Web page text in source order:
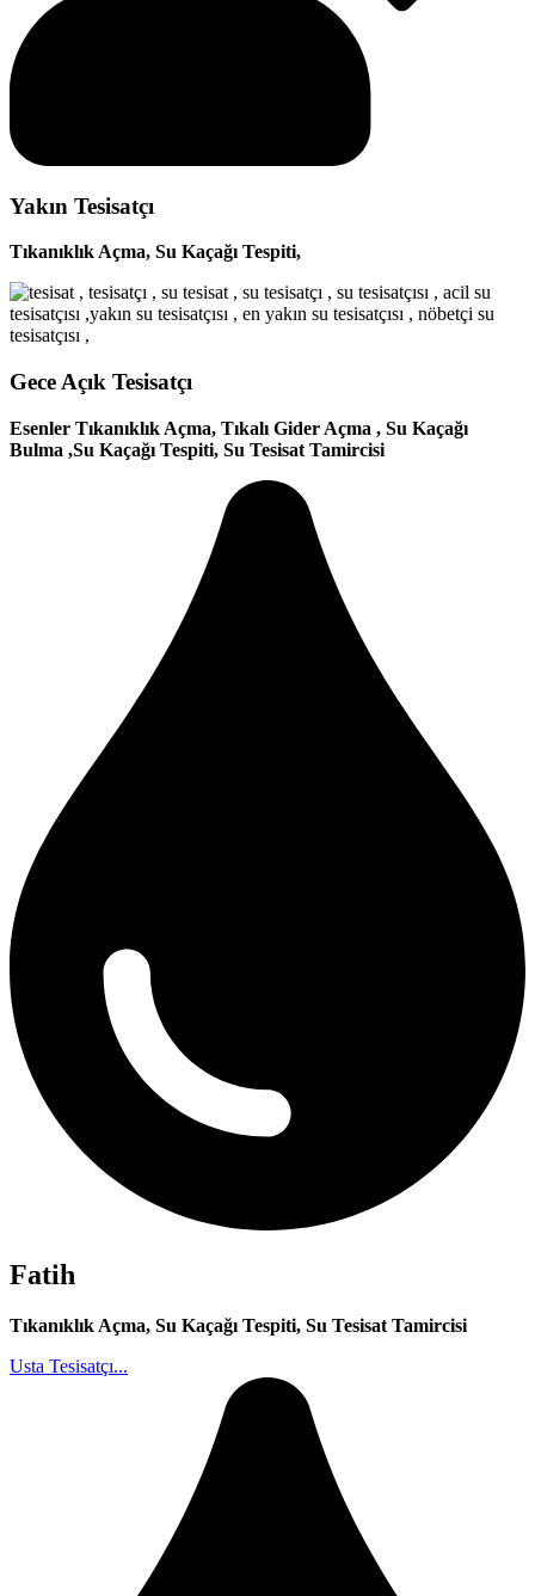
Yakın Tesisatçı
Tıkanıklık Açma, Su Kaçağı Tespiti,
Gece Açık Tesisatçı
Esenler Tıkanıklık Açma, Tıkalı Gider Açma , Su Kaçağı
Bulma ,Su Kaçağı Tespiti, Su Tesisat Tamircisi
Fatih
Tıkanıklık Açma, Su Kaçağı Tespiti, Su Tesisat Tamircisi
Usta Tesisatçı...